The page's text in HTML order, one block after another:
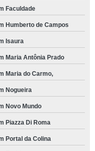
Faculdade
Humberto de Campos
Isaura
Maria Antônia Prado
Maria do Carmo,
Nogueira
Novo Mundo
Piazza Di Roma
Portal da Colina